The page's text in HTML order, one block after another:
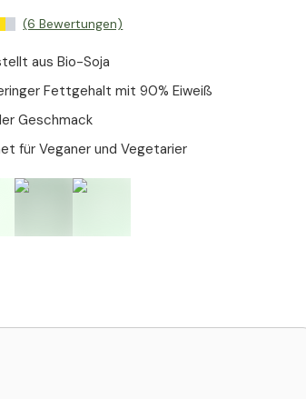
(6 Bewertungen)
aus Bio-Soja
Fettgehalt mit 90% Eiweiß
Geschmack
für Veganer und Vegetarier